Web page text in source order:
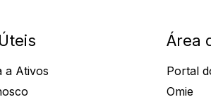
a Ativos
Área
Portal
Omie